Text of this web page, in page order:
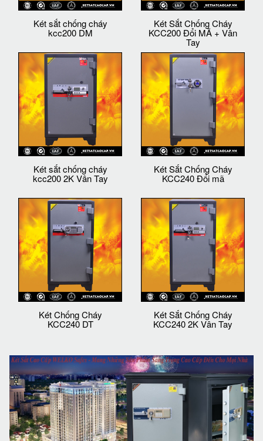
Két sắt chống cháy
kcc200 DM
Két Sắt Chống Cháy
KCC200 Đổi MÃ + Vân
Tay
Két sắt chống cháy
kcc200 2K Vân Tay
Két Sắt Chống Cháy
KCC240 Đổi mã
Két Chống Cháy
KCC240 DT
Két Sắt Chống Cháy
KCC240 2K Vân Tay